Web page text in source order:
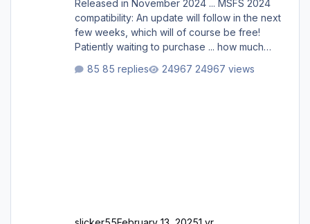
Released in November 2024 ... MSFS 2024
compatibility: An update will follow in the next
few weeks, which will of course be free!
Patiently waiting to purchase ... how much
85 replies 24967 views